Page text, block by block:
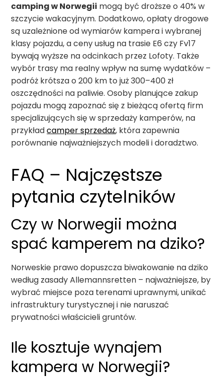
camping w Norwegii mogą być droższe o 40% w
szczycie wakacyjnym. Dodatkowo, opłaty drogowe
są uzależnione od wymiarów kampera i wybranej
klasy pojazdu, a ceny usług na trasie E6 czy Fv17
bywają wyższe na odcinkach przez Lofoty. Także
wybór trasy ma realny wpływ na sumę wydatków –
podróż krótsza o 200 km to już 300–400 zł
oszczędności na paliwie. Osoby planujące zakup
pojazdu mogą zapoznać się z bieżącą ofertą firm
specjalizujących się w sprzedaży kamperów, na
przykładcamper sprzedaż, która zapewnia
porównanie najważniejszych modeli i doradztwo.
FAQ – Najczęstsze
pytania czytelników
Czy w Norwegii można
spać kamperem na dziko?
Norweskie prawo dopuszcza biwakowanie na dziko
według zasady Allemannsretten – najważniejsze, by
wybrać miejsce poza terenami uprawnymi, unikać
infrastruktury turystycznej i nie naruszać
prywatności właścicieli gruntów.
Ile kosztuje wynajem
kampera w Norwegii?